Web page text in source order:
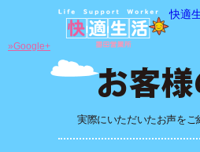
快適
実際にいただいたお声をご
»Google+